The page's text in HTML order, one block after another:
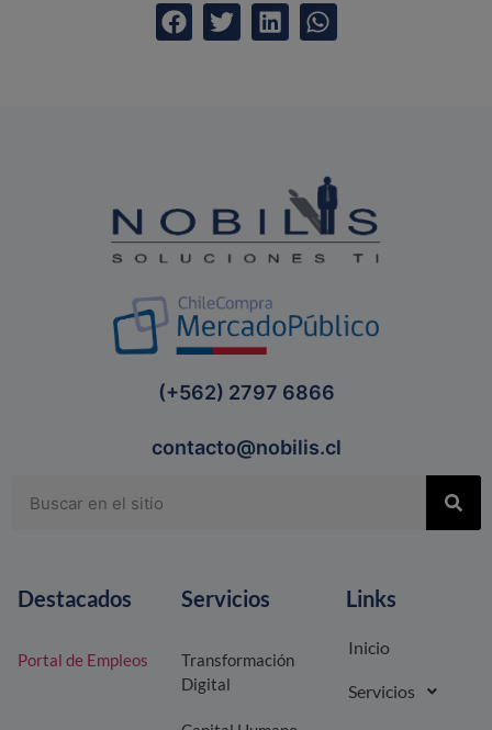
(+562) 2797 6866
contacto@nobilis.cl
Destacados
Portal de Empleos
Servicios
Transformación
Digital
Links
Inicio
Servicios